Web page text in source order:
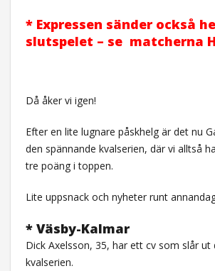
* Expressen sänder också
slutspelet – se matcherna
Då åker vi igen!
Efter en lite lugnare påskhelg är det nu
den spännande kvalserien, där vi alltså
tre poäng i toppen.
Lite uppsnack och nyheter runt
* Väsby-Kalmar
Dick Axelsson, 35, har ett cv som slår ut
kvalserien.